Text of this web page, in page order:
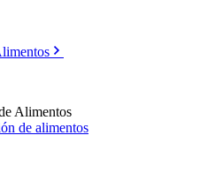
Alimentos
de alimentos